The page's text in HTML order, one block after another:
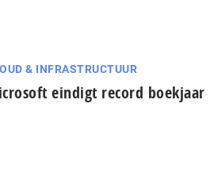
& INFRASTRUCTUUR
eindigt record